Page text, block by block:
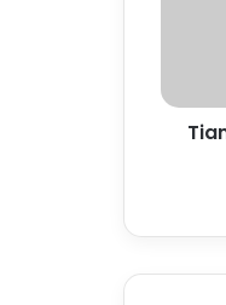
PDT